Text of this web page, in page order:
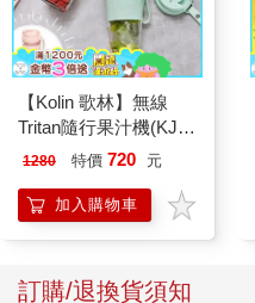
【Kolin 歌林】無線
Tritan隨行果汁機(KJE-
MN502)
1280 特價 720 元
加入購物車
訂購/退換貨須知